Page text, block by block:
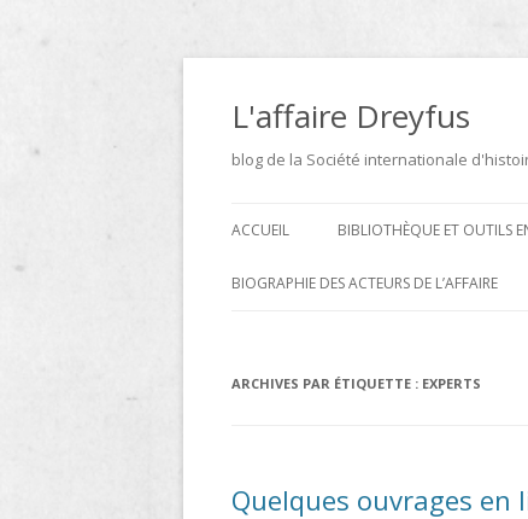
Aller
contenu
L'affaire Dreyfus
blog de la Société internationale
ACCUEIL BIBLIOTHÈQUE ET OUTILS
ARCHIVES
ICONOTHÈQUE
PARLEMENTAIRES
BIOGRAPHIE DES ACTEURS DE L’AFFAIRE
DREYFUS
ARCHIVES PAR ÉTIQUETTE : EXPERTS
Quelques ouvrages